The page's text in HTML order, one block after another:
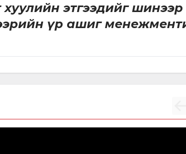
хуулийн этгээдийг шинээр
үр ашиг
АСУУДЛААР ШАЛГАЛТ ХИЙХ) ӨРГӨН БАРЬСАН: